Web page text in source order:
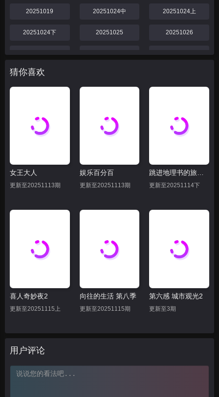
20251019 20251024中 20251024上
20251024下 20251025 20251026
20251031 20251031下 20251031中
20251031上
20251108 20251109 20251114中
20251114下 20251114上 20251115
猜你喜欢
女王大人
更新至20251113期
娱乐百分百
更新至20251113期
跳进地理书的旅行2025·甘肃篇
更新至20251114下
喜人奇妙夜2
更新至20251115上
向往的生活 第八季
更新至20251115期
第六感 城市观光2
更新至3期
用户评论